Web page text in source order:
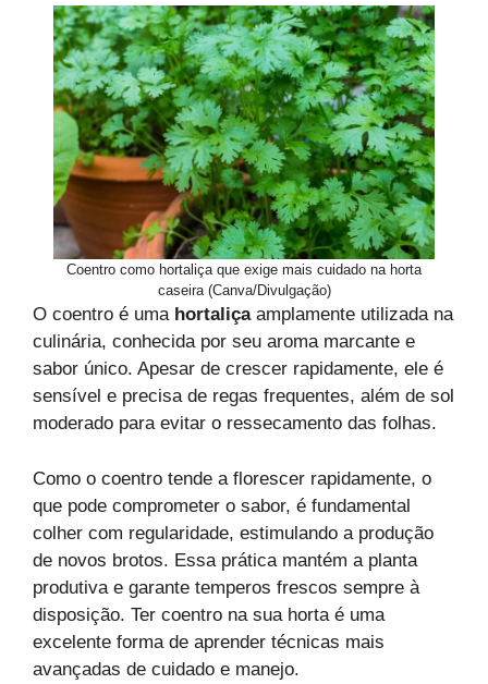
Coentro como hortaliça que exige mais cuidado na horta
caseira (Canva/Divulgação)
O coentro é uma hortaliçaamplamente utilizada na
culinária, conhecida por seu aroma marcante e
sabor único. Apesar de crescer rapidamente, ele é
sensível e precisa de regas frequentes, além de sol
moderado para evitar o ressecamento das folhas.
Como o coentro tende a florescer rapidamente, o
que pode comprometer o sabor, é fundamental
colher com regularidade, estimulando a produção
de novos brotos. Essa prática mantém a planta
produtiva e garante temperos frescos sempre à
disposição. Ter coentro na sua horta é uma
excelente forma de aprender técnicas mais
avançadas de cuidado e manejo.